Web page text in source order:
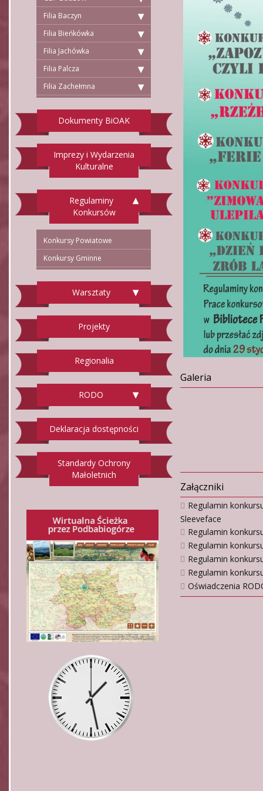
Filia Baczyn
Filia Bieńkówka
Filia Jachówka
Filia Palcza
Filia Zachełmna
Dokumenty BiOAK
Imprezy i Wydarzenia
Kulturalne
Regulaminy
Konkursów
Konkursy Powiatowe
Konkursy Gminne
Warsztaty
Projekty
Regionalia
RODO
Deklaracja dostępności
Standardy Ochrony
Małoletnich
Galeria
Załączniki
Regulamin
Sleeveface
Regulamin
Regulamin
Regulamin
Regulamin
Oświadczenia